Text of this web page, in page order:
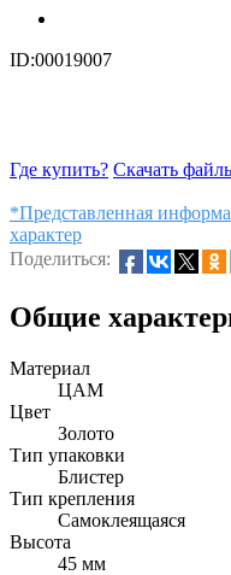
ID:00019007
Где купить? Скачать
*Представленная
характер
Поделиться:
Общие
Материал
ЦАМ
Цвет
Золото
Тип упаковки
Блистер
Тип крепления
Самоклеящаяся
Высота
45 мм